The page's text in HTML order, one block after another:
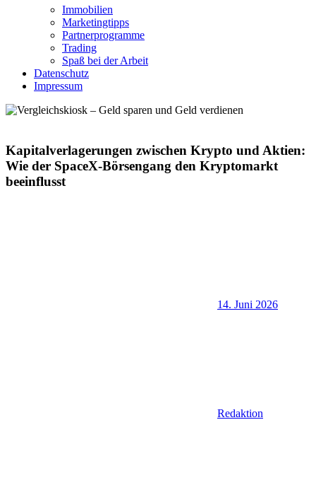
Immobilien
Marketingtipps
Partnerprogramme
Trading
Spaß bei der Arbeit
Datenschutz
Impressum
Kapitalverlagerungen zwischen Krypto und Aktien:
Wie der SpaceX-Börsengang den Kryptomarkt
beeinflusst
14. Juni 2026
Redaktion